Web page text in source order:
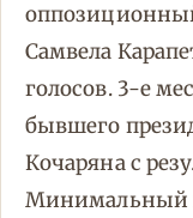
Самвела
голосов. 3-е
бывшего
Кочаряна с
Минимальный